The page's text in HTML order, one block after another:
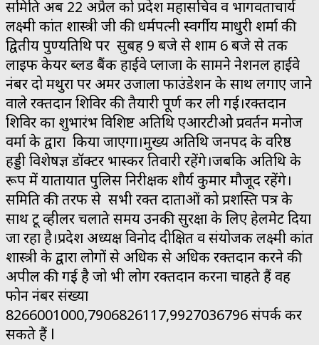
समिति अब 22 अप्रैल को प्रदेश महासचिव व भागवताचार्य
लक्ष्मी कांत शास्त्री जी की धर्मपत्नी स्वर्गीय माधुरी शर्मा की
द्वितीय पुण्यतिथि पर सुबह 9 बजे से शाम 6 बजे से तक
लाइफ केयर ब्लड बैंक हाईवे प्लाजा के सामने नेशनल हाईवे
नंबर दो मथुरा पर अमर उजाला फाउंडेशन के साथ लगाए जाने
वाले रक्तदान शिविर की तैयारी पूर्ण कर ली गई।रक्तदान
शिविर का शुभारंभ विशिष्ट अतिथि एआरटीओ प्रवर्तन मनोज
वर्मा के द्वारा किया जाएगा।मुख्य अतिथि जनपद के वरिष्ठ
हड्डी विशेषज्ञ डॉक्टर भास्कर तिवारी रहेंगे।जबकि अतिथि के
रूप में यातायात पुलिस निरीक्षक शौर्य कुमार मौजूद रहेंगे।
समिति की तरफ से सभी रक्त दाताओं को प्रशस्ति पत्र के
साथ टू व्हीलर चलाते समय उनकी सुरक्षा के लिए हेलमेट दिया
जा रहा है।प्रदेश अध्यक्ष विनोद दीक्षित व संयोजक लक्ष्मी कांत
शास्त्री के द्वारा लोगों से अधिक से अधिक रक्तदान करने की
अपील की गई है जो भी लोग रक्तदान करना चाहते हैं वह
फोन नंबर संख्या
8266001000,7906826117,9927036796 संपर्क कर
सकते हैं l